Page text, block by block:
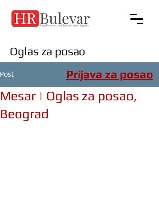
Oglas za posao
Post
Mesar | Oglas za posao,
Beograd
Prijava za posao